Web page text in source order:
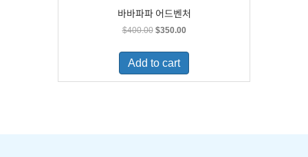
바바파파 어드벤처
$400.00 Original
was:
$400.00.
$350.00Current
is:
Add to cart